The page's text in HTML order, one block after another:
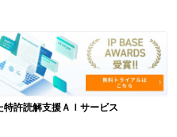
特許読解支援ＡＩサービス